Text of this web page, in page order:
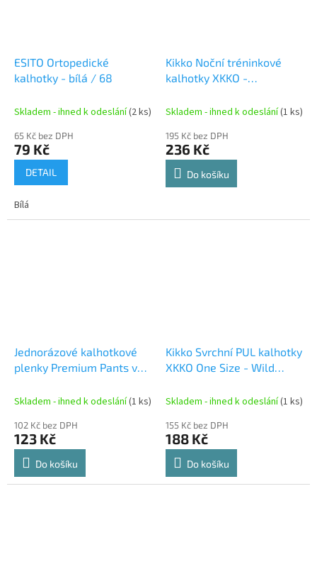
ESITO Ortopedické
kalhotky - bílá / 68
Skladem - ihned k odeslání(2 ks)
65 Kč bez DPH
79 Kč
DETAIL
Bílá
Kikko Noční tréninkové
kalhotky XKKO -
Skladem - ihned k odeslání(1 ks)
195 Kč bez DPH
236 Kč
Do košíku
Jednorázové kalhotkové
plenky Premium Pants vel.
Skladem - ihned k odeslání(1 ks)
102 Kč bez DPH
123 Kč
Do košíku
Kikko Svrchní PUL kalhotky
XKKO One Size - Wild
Skladem - ihned k odeslání(1 ks)
155 Kč bez DPH
188 Kč
Do košíku